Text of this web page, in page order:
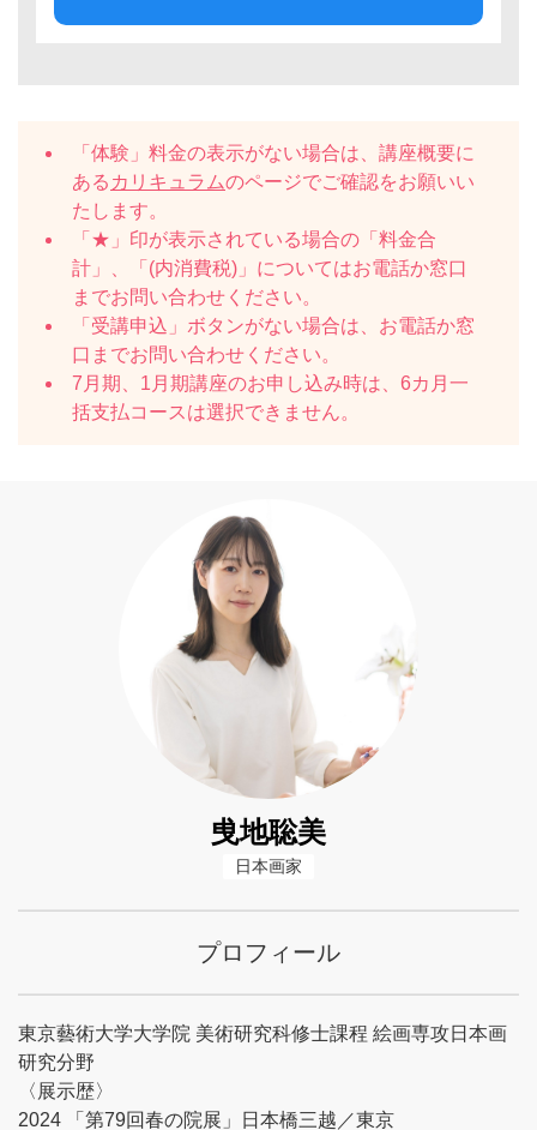
「体験」料金の表示がない場合は、講座概要に
ある カリキュラムのページでご確認をお願いい
たします。
「★」印が表示されている場合の「料金合
計」、「(内消費税)」についてはお電話か窓口
までお問い合わせください。
「受講申込」ボタンがない場合は、お電話か窓
口までお問い合わせください。
7月期、1月期講座のお申し込み時は、6カ月一
括支払コースは選択できません。
曵地聡美
日本画家
プロフィール
東京藝術大学大学院 美術研究科修士課程 絵画専攻日本画
研究分野
〈展示歴〉
2024 「第79回春の院展」日本橋三越／東京